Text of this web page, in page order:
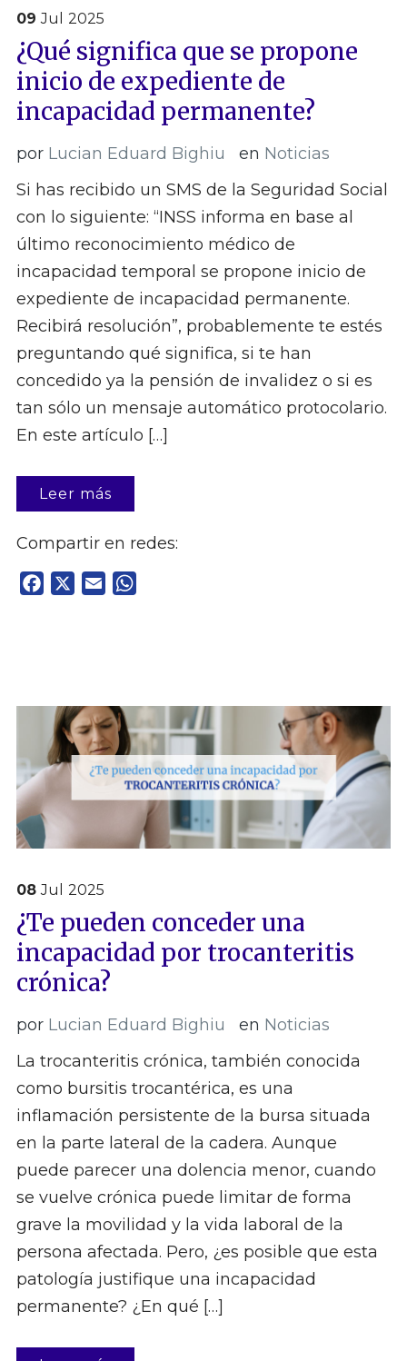
09 Jul 2025
¿Qué significa que se propone
inicio de expediente de
incapacidad permanente?
por Lucian Eduard Bighiu en Noticias
Si has recibido un SMS de la Seguridad Social
con lo siguiente: “INSS informa en base al
último reconocimiento médico de
incapacidad temporal se propone inicio de
expediente de incapacidad permanente.
Recibirá resolución”, probablemente te estés
preguntando qué significa, si te han
concedido ya la pensión de invalidez o si es
tan sólo un mensaje automático protocolario.
En este artículo […]
Leer más
Compartir en redes:
Facebook Email
08 Jul 2025
¿Te pueden conceder una
incapacidad por trocanteritis
crónica?
por Lucian Eduard Bighiu en Noticias
La trocanteritis crónica, también conocida
como bursitis trocantérica, es una
inflamación persistente de la bursa situada
en la parte lateral de la cadera. Aunque
puede parecer una dolencia menor, cuando
se vuelve crónica puede limitar de forma
grave la movilidad y la vida laboral de la
persona afectada. Pero, ¿es posible que esta
patología justifique una incapacidad
permanente? ¿En qué […]